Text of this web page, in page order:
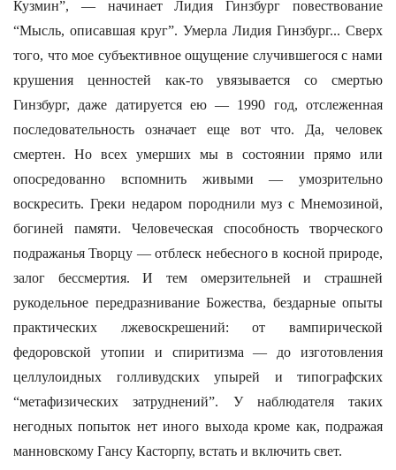
Кузмин”, — начинает Лидия Гинзбург повествование
“Мысль, описавшая круг”. Умерла Лидия Гинзбург... Сверх
того, что мое субъективное ощущение случившегося с нами
крушения ценностей как-то увязывается со смертью
Гинзбург, даже датируется ею — 1990 год, отслеженная
последовательность означает еще вот что. Да, человек
смертен. Но всех умерших мы в состоянии прямо или
опосредованно вспомнить живыми — умозрительно
воскресить. Греки недаром породнили муз с Мнемозиной,
богиней памяти. Человеческая способность творческого
подражанья Творцу — отблеск небесного в косной природе,
залог бессмертия. И тем омерзительней и страшней
рукодельное передразнивание Божества, бездарные опыты
практических лжевоскрешений: от вампирической
федоровской утопии и спиритизма — до изготовления
целлулоидных голливудских упырей и типографских
“метафизических затруднений”. У наблюдателя таких
негодных попыток нет иного выхода кроме как, подражая
манновскому Гансу Касторпу, встать и включить свет.